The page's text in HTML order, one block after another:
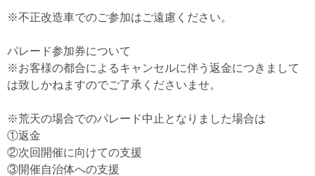
※不正改造車でのご参加はご遠慮ください。
︎パレード参加券について
※お客様の都合によるキャンセルに伴う返金につきまして
は致しかねますのでご了承くださいませ。
※荒天の場合でのパレード中止となりました場合は
①返金
②次回開催に向けての支援
③開催自治体への支援